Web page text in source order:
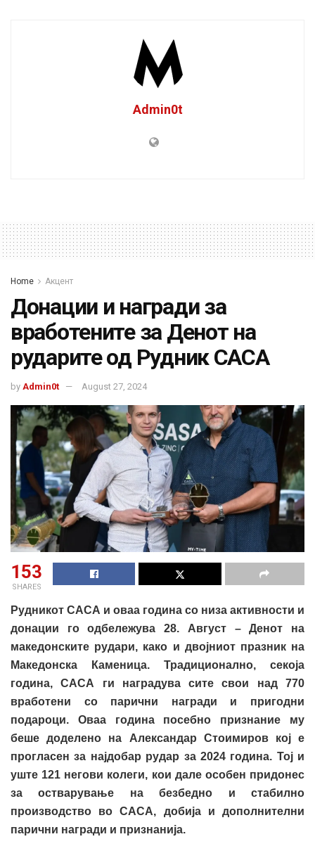
Admin0t
Home Акцент
Донации и награди за
вработените за Денот на
рударите од Рудник САСА
by Admin0t August 27, 2024
153
SHARES
Рудникот САСА и оваа година со низа активности и
донации го одбележува 28. Август – Денот на
македонските рудари, како и двојниот празник на
Македонска Каменица. Традиционално, секоја
година, САСА ги наградува сите свои над 770
вработени со парични награди и пригодни
подароци. Оваа година посебно признание му
беше доделено на Александар Стоимиров кој е
прогласен за најдобар рудар за 2024 година. Тој и
уште 121 негови колеги, кои дале особен придонес
за остварување на безбедно и стабилно
производство во САСА, добија и дополнителни
парични награди и признанија.